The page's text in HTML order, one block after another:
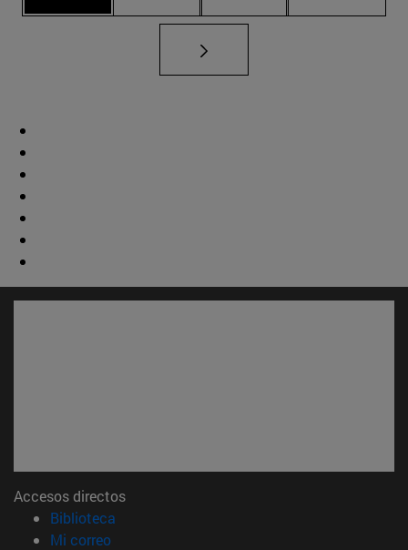
Accesos directos
Biblioteca
Mi correo(abre en nueva ventana)